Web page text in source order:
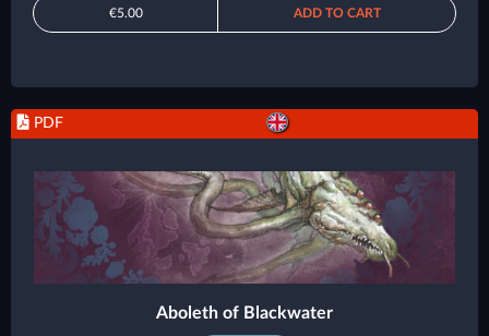
€5.00 ADD TO CART
PDF
Aboleth of Blackwater